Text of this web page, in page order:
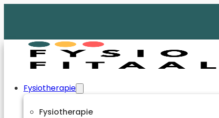
Fysiotherapie
Fysiotherapie